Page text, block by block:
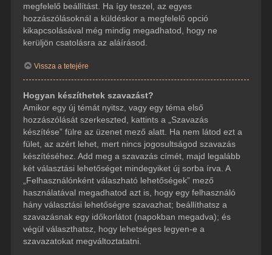
megfelelő beállítást. Ha így teszel, az egyes
hozzászólásoknál a küldéskor a megfelelő opció
kikapcsolásával még mindig megadhatod, hogy ne
kerüljön csatolásra az aláírásod.
Vissza a tetejére
Hogyan készíthetek szavazást?
Amikor egy új témát nyitsz, vagy egy téma első
hozzászólását szerkeszted, kattints a „Szavazás
készítése” fülre az üzenet mező alatt. Ha nem látod ezt a
fület, az azért lehet, mert nincs jogosultságod szavazás
készítéséhez. Add meg a szavazás címét, majd legalább
két választási lehetőséget mindegyiket új sorba írva. A
„Felhasználónként válaszható lehetőségek” mező
használatával megadhatod azt is, hogy egy felhasználó
hány választási lehetőségre szavazhat; beállíthatsz a
szavazásnak egy időkorlátot (napokban megadva); és
végül választhatsz, hogy lehetséges legyen-e a
szavazatokat megváltoztatatni.